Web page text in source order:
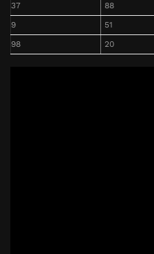
37
88
9
51
98
20